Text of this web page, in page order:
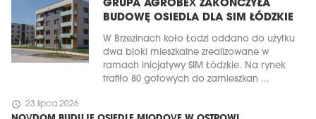
GRUPA AGROBEX ZAKOŃCZYŁA
BUDOWĘ OSIEDLA DLA SIM ŁÓDZKIE
W Brzezinach koło Łodzi oddano do użytku
dwa bloki mieszkalne zrealizowane w
ramach inicjatywy SIM Łódzkie. Na rynek
trafiło 80 gotowych do zamieszkan ...
schedule 23 lipca 2026